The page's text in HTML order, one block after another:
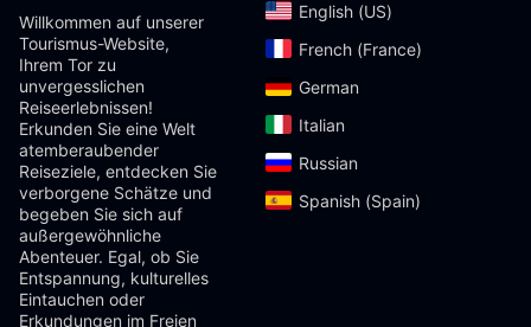
Willkommen auf unserer
Tourismus-Website,
Ihrem Tor zu
unvergesslichen
Reiseerlebnissen!
Erkunden Sie eine Welt
atemberaubender
Reiseziele, entdecken Sie
verborgene Schätze und
begeben Sie sich auf
außergewöhnliche
Abenteuer. Egal, ob Sie
Entspannung, kulturelles
Eintauchen oder
Erkundungen im Freien
English (US)‎
French (France)‎
German‎
Italian‎
Russian‎
Spanish (Spain)‎